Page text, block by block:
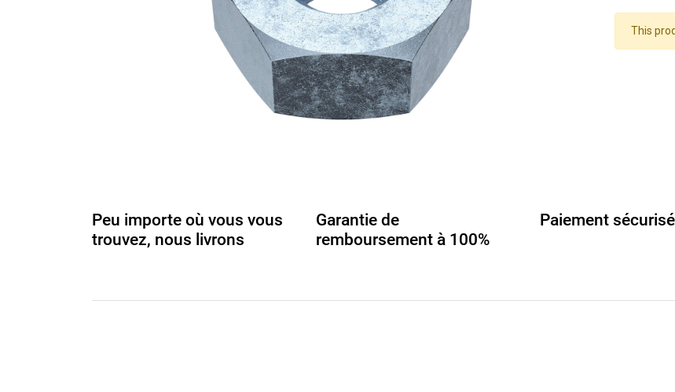
This
Peu importe où vous vous
trouvez, nous livrons
Garantie de
remboursement à 100%
Paiement